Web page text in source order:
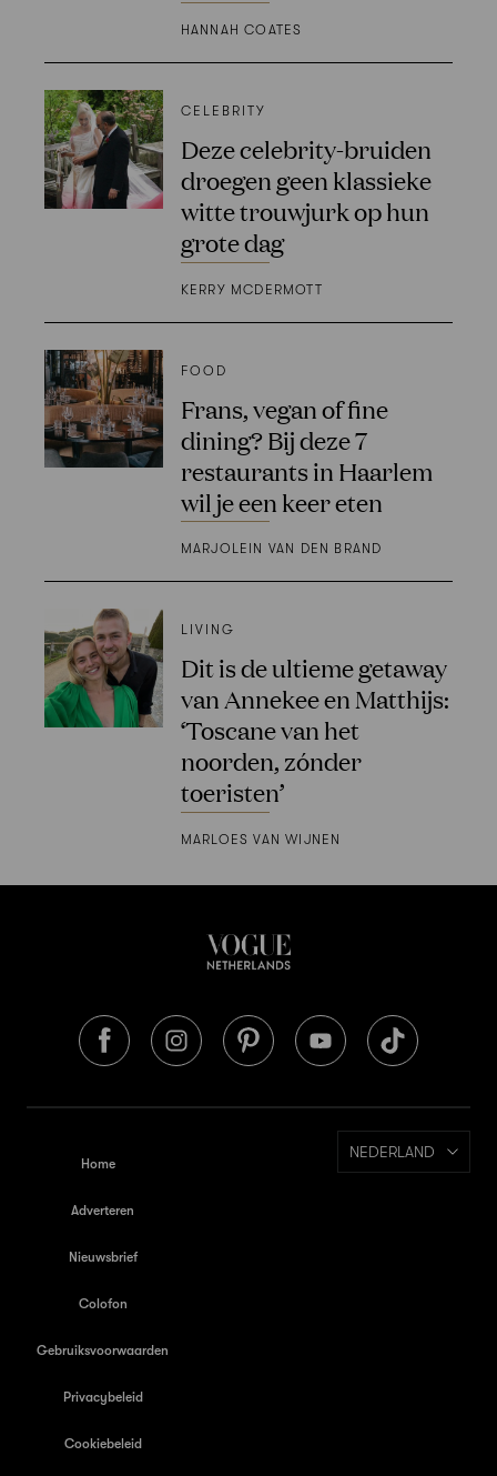
HANNAH COATES
CELEBRITY
Deze celebrity-bruiden
droegen geen klassieke
witte trouwjurk op hun
grote dag
KERRY MCDERMOTT
FOOD
Frans, vegan of fine
dining? Bij deze 7
restaurants in Haarlem
wil je een keer eten
MARJOLEIN VAN DEN BRAND
LIVING
Dit is de ultieme getaway
van Annekee en Matthijs:
‘Toscane van het
noorden, zónder
toeristen’
MARLOES VAN WIJNEN
Home
Adverteren
Nieuwsbrief
Colofon
Gebruiksvoorwaarden
Privacybeleid
Cookiebeleid
NEDERLAND